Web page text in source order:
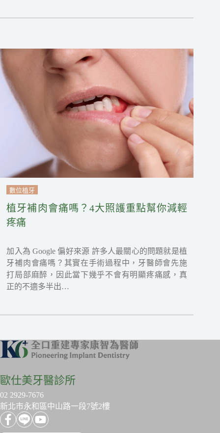
數位植牙
植牙補肉會痛嗎？4大照護重點幫你減輕
疼痛
加入為 Google 偏好來源 許多人最關心的問題就是植
牙補肉會痛嗎？其實在手術過程中，牙醫師會先施
打局部麻醉，因此當下幾乎不會有明顯疼痛感，真
正的不適多半出…
歐仕美牙醫診所
02 2929-7676
新北市永和區中山路一段7號2樓